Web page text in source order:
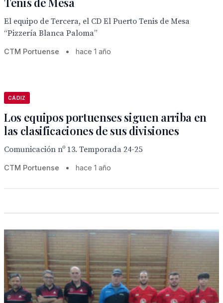
El equipo de Tercera, el CD El Puerto Tenis de Mesa
“Pizzería Blanca Paloma”
CTM Portuense • hace 1 año
CÁDIZ
Los equipos portuenses siguen arriba en
las clasificaciones de sus divisiones
Comunicación nº 13. Temporada 24-25
CTM Portuense • hace 1 año